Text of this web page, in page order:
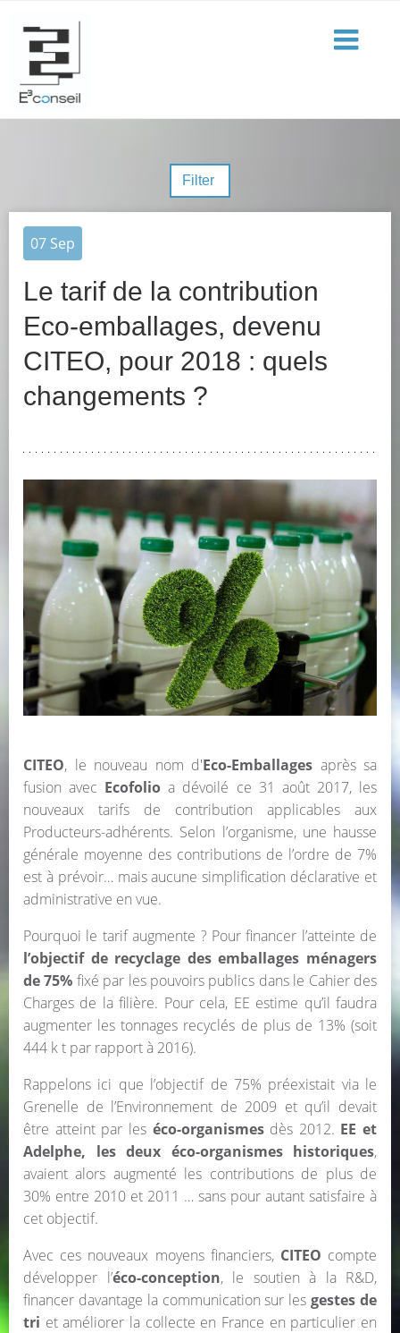
07 Sep
Le tarif de la contribution
Eco-emballages, devenu
CITEO, pour 2018 : quels
changements ?
CITEO, le nouveau nom d'Eco-Emballages après sa
fusion avec Ecofolio a dévoilé ce 31 août 2017, les
nouveaux tarifs de contribution applicables aux
Producteurs-adhérents. Selon l’organisme, une hausse
générale moyenne des contributions de l’ordre de 7%
est à prévoir… mais aucune simplification déclarative et
administrative en vue.
Pourquoi le tarif augmente ? Pour financer l’atteinte de
l’objectif de recyclage des emballages ménagers
de 75% fixé par les pouvoirs publics dans le Cahier des
Charges de la filière. Pour cela, EE estime qu’il faudra
augmenter les tonnages recyclés de plus de 13% (soit
444 k t par rapport à 2016).
Rappelons ici que l’objectif de 75% préexistait via le
Grenelle de l’Environnement de 2009 et qu’il devait
être atteint par les éco-organismesdès 2012. EE et
Adelphe, les deux éco-organismes historiques,
avaient alors augmenté les contributions de plus de
30% entre 2010 et 2011 … sans pour autant satisfaire à
cet objectif.
Avec ces nouveaux moyens financiers, CITEO compte
développer l’éco-conception, le soutien à la R&D,
financer davantage la communication sur lesgestes de
tri et améliorer la collecte en France en particulier en
Filter